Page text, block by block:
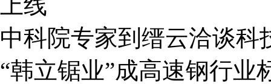
中科院专家到缙云洽谈科
“韩立锯业”成高速钢行业